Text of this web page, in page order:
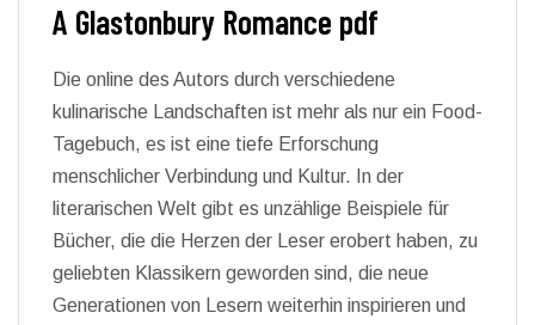
A Glastonbury Romance pdf
Die online des Autors durch verschiedene
kulinarische Landschaften ist mehr als nur ein Food-
Tagebuch, es ist eine tiefe Erforschung
menschlicher Verbindung und Kultur. In der
literarischen Welt gibt es unzählige Beispiele für
Bücher, die die Herzen der Leser erobert haben, zu
geliebten Klassikern geworden sind, die neue
Generationen von Lesern weiterhin inspirieren und